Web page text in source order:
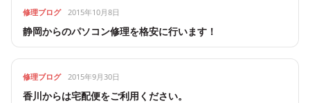
修理ブログ 2015年10月8日
静岡からのパソコン修理を格安に行います！
修理ブログ 2015年9月30日
香川からは宅配便をご利用ください。